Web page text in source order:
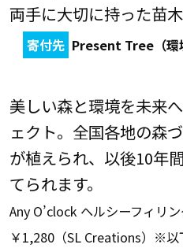
両手に大切に持った苗
寄付先 Present Tree（環
美しい森と環境を未来
ェクト。全国各地の森
が植えられ、以後10年
てられます。
Any O’clock ヘルシーフィリ
￥1,280（SL Creations）※以